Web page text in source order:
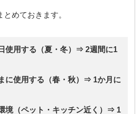
めておきます。
使用する（夏・冬）⇒ 2週間に1
に使用する（春・秋）⇒ 1か月に
境（ペット・キッチン近く）⇒ 1